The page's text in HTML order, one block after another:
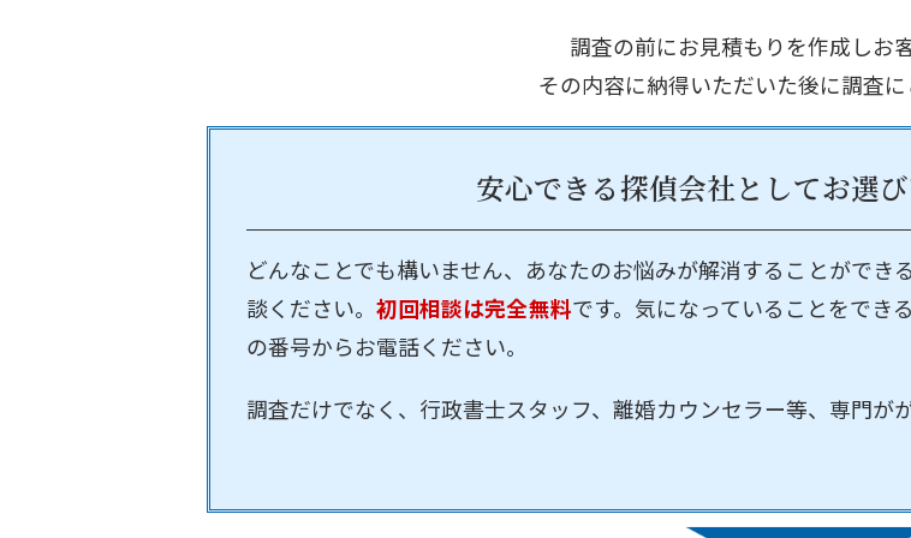
調査の前にお見積もりを作成しお
その内容に納得いただいた後に調査に
安心できる探偵会社としてお選
どんなことでも構いません、あなたのお悩みが解消することがで
談ください。初回相談は完全無料です。気になっていることをでき
の番号からお電話ください。
調査だけでなく、行政書士スタッフ、離婚カウンセラー等、専門が